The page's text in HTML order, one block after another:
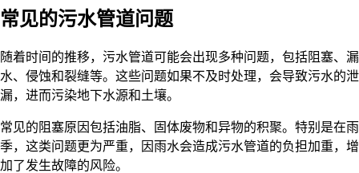
常见的污水管道问题
随着时间的推移，污水管道可能会出现多种问题，包括阻塞、漏
水、侵蚀和裂缝等。这些问题如果不及时处理，会导致污水的泄
漏，进而污染地下水源和土壤。
常见的阻塞原因包括油脂、固体废物和异物的积聚。特别是在雨
季，这类问题更为严重，因雨水会造成污水管道的负担加重，增
加了发生故障的风险。